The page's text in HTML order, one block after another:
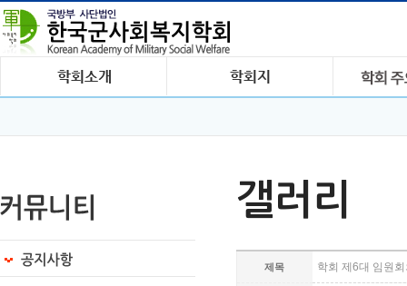
갤러리
제목 학회 제6대 임원